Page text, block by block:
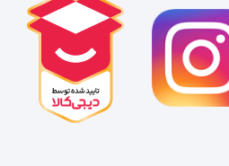
ترکیب طراحی